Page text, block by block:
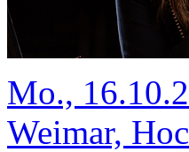
Mo.,
Weimar,